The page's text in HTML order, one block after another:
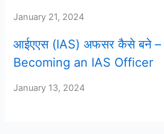
January 21, 2024
आईएएस (IAS) अफसर कैसे बने
Becoming an IAS Officer
January 13, 2024